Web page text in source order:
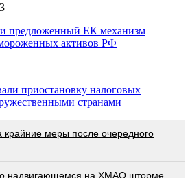
предложенный ЕК механизм
активов РФ
приостановку налоговых
странами
меры после очередного
надвигающемся на ХМАО шторме